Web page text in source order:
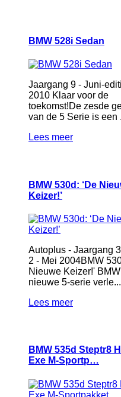
BMW 528i Sedan
Jaargang 9 - Juni-
2010 Klaar voor de
toekomst!De zesde
van de 5 Serie is een
Lees meer
BMW 530d: ‘De
Keizer!’
Autoplus - Jaargang
2 - Mei 2004BMW
Nieuwe Keizer!'
nieuwe 5-serie verle...
Lees meer
BMW 535d Steptr8
Exe M-Sportp…